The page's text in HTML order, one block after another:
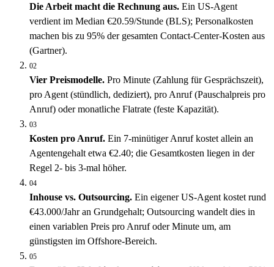
Die Arbeit macht die Rechnung aus. Ein US-Agent
verdient im Median €20.59/Stunde (BLS); Personalkosten
machen bis zu 95% der gesamten Contact-Center-Kosten aus
(Gartner).
02
Vier Preismodelle. Pro Minute (Zahlung für Gesprächszeit),
pro Agent (stündlich, dediziert), pro Anruf (Pauschalpreis pro
Anruf) oder monatliche Flatrate (feste Kapazität).
03
Kosten pro Anruf. Ein 7-minütiger Anruf kostet allein an
Agentengehalt etwa €2.40; die Gesamtkosten liegen in der
Regel 2- bis 3-mal höher.
04
Inhouse vs. Outsourcing. Ein eigener US-Agent kostet rund
€43.000/Jahr an Grundgehalt; Outsourcing wandelt dies in
einen variablen Preis pro Anruf oder Minute um, am
günstigsten im Offshore-Bereich.
05